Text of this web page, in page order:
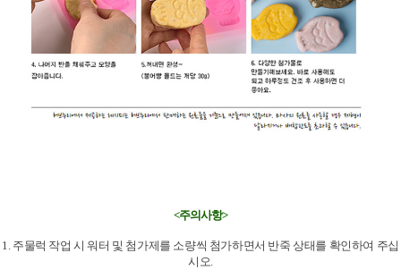
<주의사항>
1. 주물럭 작업 시 워터 및 첨가제를 소량씩 첨가하면서 반죽 상태를 확인하여 주십
시오.